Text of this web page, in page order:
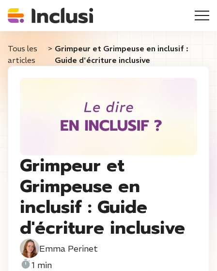
Tous les
articles
> Grimpeur et Grimpeuse en inclusif :
Guide d'écriture inclusive
Grimpeur et
Grimpeuse en
inclusif : Guide
d'écriture inclusive
Emma Perinet
1 min